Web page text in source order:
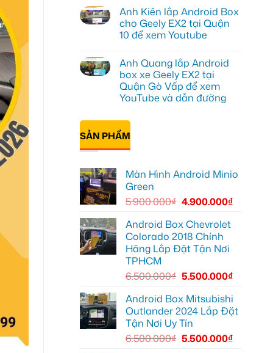
cấp
giải
trí
ô
tô
cho
Ford
Thủ
Đức
cần
ánh
sáng
tốt
bình
luận
ở
Anh
Camera
hành
trình
ô
tô
Suzuki
Quận
12
để
ghi
cung
đường
Anh Kiên lắp Android Box
cho Geely EX2 tại Quận
10 để xem Youtube
bình
luận
ở
Anh
Kiên
lắp
Box
Geely
EX2
tại
xem
Youtube
Anh Quang lắp Android
box xe Geely EX2 tại
Quận Gò Vấp để xem
YouTube và dẫn đường
có
luận
ở
Anh
Android
box
Geely
EX2
Quận
Gò
Vấp
xem
YouTube
dẫn
SẢN PHẨM
Màn Hình Android Minio
Green
5.900.000₫ 4.900.000₫
Android Box Chevrolet
Colorado 2018 Chính
Hãng Lắp Đặt Tận Nơi
TPHCM
6.500.000₫ 5.500.000₫
Android Box Mitsubishi
Outlander 2024 Lắp Đặt
Tận Nơi Uy Tín
6.500.000₫ 5.500.000₫